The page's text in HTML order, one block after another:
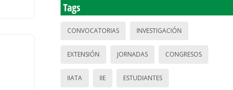
Tags
CONVOCATORIAS INVESTIGACIÓN
EXTENSIÓN JORNADAS CONGRESOS
IIATA IIE ESTUDIANTES